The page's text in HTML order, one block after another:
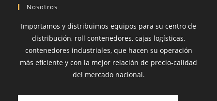
Nosotros
Importamos y distribuimos equipos para su centro de
distribución, roll contenedores, cajas logísticas,
contenedores industriales, que hacen su operación
más eficiente y con la mejor relación de precio-calidad
del mercado nacional.